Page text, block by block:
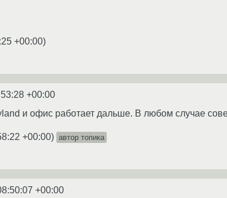
+00:00)
+00:00
и офис работает дальше. В любом случае
+00:00) автор топика
+00:00